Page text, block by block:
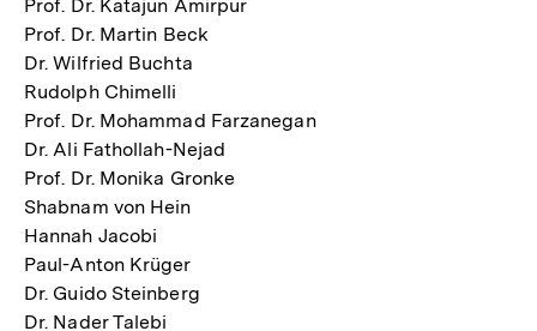
Prof. Dr. Katajun Amirpur
Prof. Dr. Martin Beck
Dr. Wilfried Buchta
Rudolph Chimelli
Prof. Dr. Mohammad Farzanegan
Dr. Ali Fathollah-Nejad
Prof. Dr. Monika Gronke
Shabnam von Hein
Hannah Jacobi
Paul-Anton Krüger
Dr. Guido Steinberg
Dr. Nader Talebi